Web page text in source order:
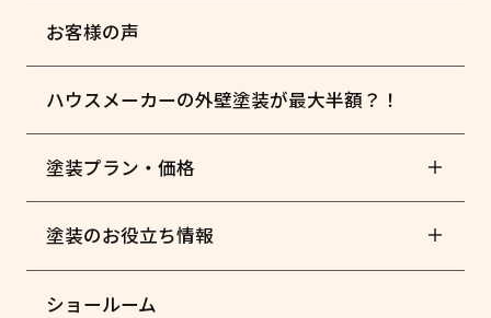
お客様の声
ハウスメーカーの外壁塗装が最大半額？！
塗装プラン・価格
塗装のお役立ち情報
ショールーム